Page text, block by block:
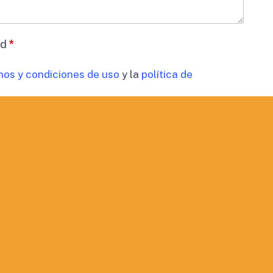
*
y condiciones de uso y la política de